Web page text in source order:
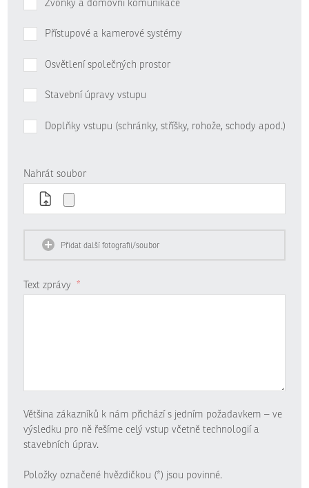
Zvonky a domovní komunikace
Přístupové a kamerové systémy
Osvětlení společných prostor
Stavební úpravy vstupu
Doplňky vstupu (schránky, stříšky, rohože, schody apod.)
Nahrát soubor
Přidat další fotografii/soubor
Text zprávy *
Většina zákazníků k nám přichází s jedním požadavkem – ve
výsledku pro ně řešíme celý vstup včetně technologií a
stavebních úprav.
Položky označené hvězdičkou (*) jsou povinné.